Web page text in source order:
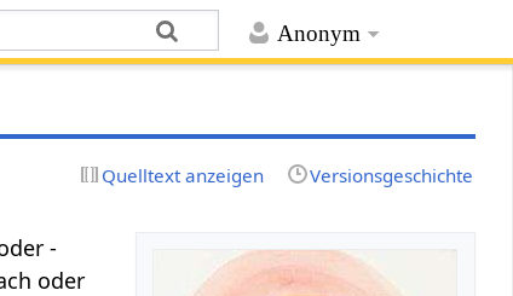
Anonym
Quelltext anzeigen Versionsgeschichte
-
oder